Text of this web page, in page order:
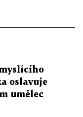
oslavuje
umělec